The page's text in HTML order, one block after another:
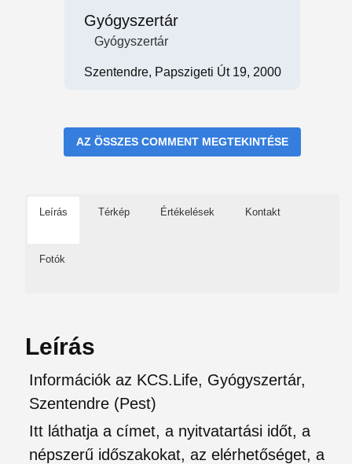
Gyógyszertár
Gyógyszertár
Szentendre, Papszigeti Út 19, 2000
AZ ÖSSZES COMMENT MEGTEKINTÉSE
Leírás Térkép Értékelések Kontakt
Fotók
Leírás
Információk az KCS.Life, Gyógyszertár,
Szentendre (Pest)
Itt láthatja a címet, a nyitvatartási időt, a
népszerű időszakokat, az elérhetőséget, a